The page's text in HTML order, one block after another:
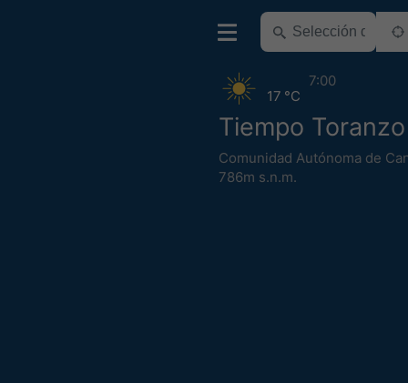
Tiempo Toranzo
Comunidad Autónoma de
786m s.n.m.
17 °C
7:00